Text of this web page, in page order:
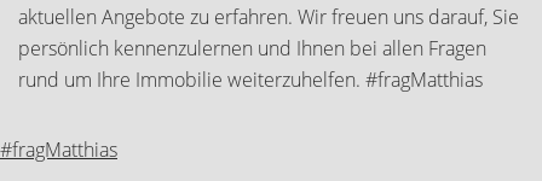
aktuellen Angebote zu erfahren. Wir freuen uns darauf, Sie
persönlich kennenzulernen und Ihnen bei allen Fragen
rund um Ihre Immobilie weiterzuhelfen. #fragMatthias
#fragMatthias